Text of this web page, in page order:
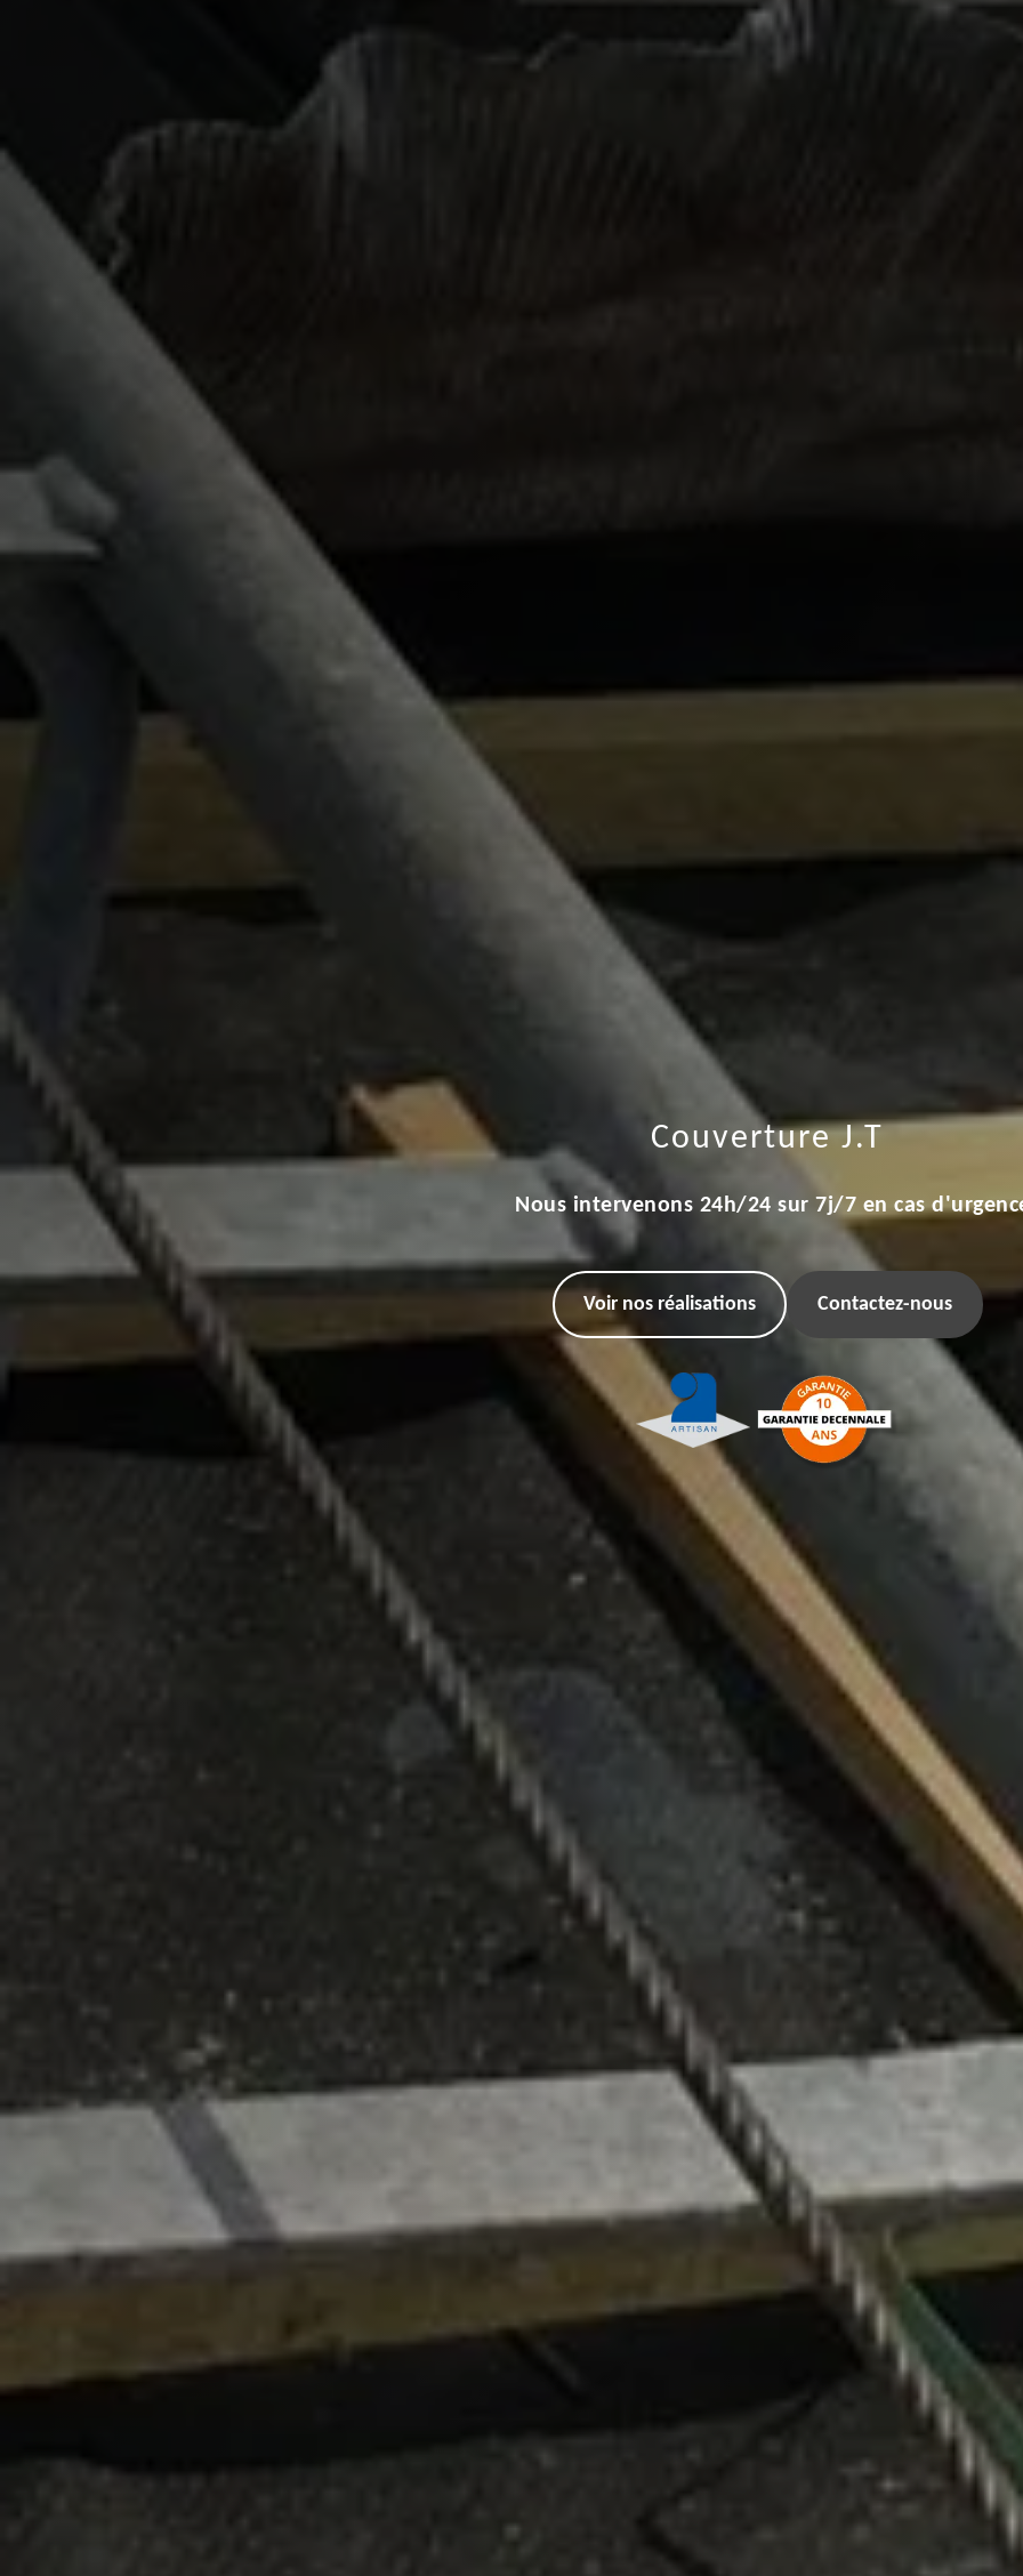
Couverture J.T
Nous intervenons 24h/24 sur 7j/7 en cas
Voir nos réalisations Contactez-nous